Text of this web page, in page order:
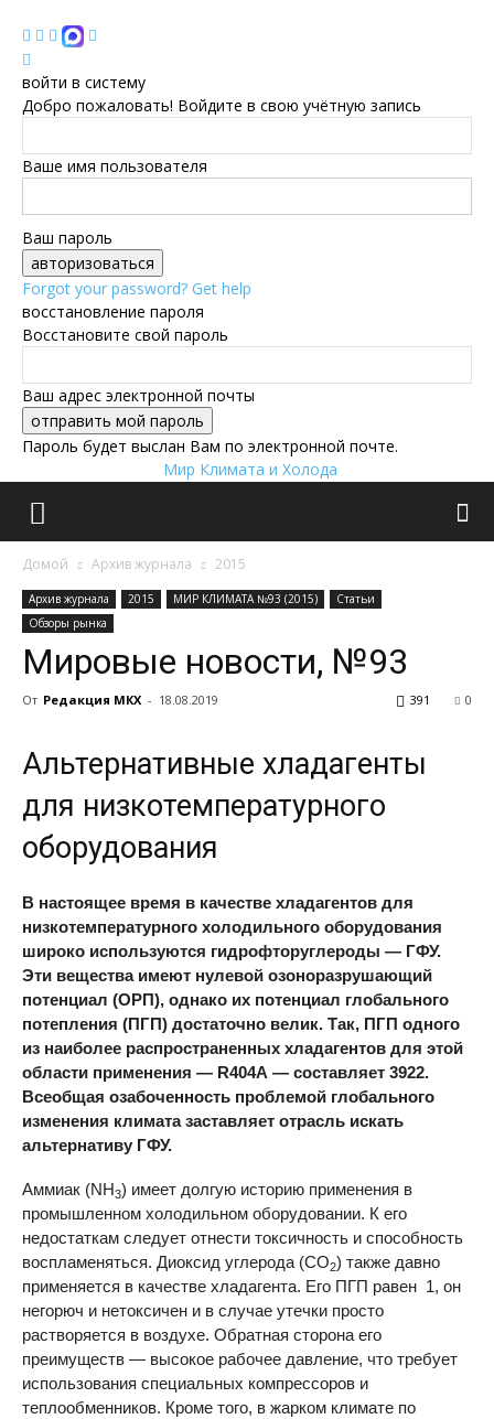
войти в систему
Добро пожаловать! Войдите в свою учётную запись
Ваше имя пользователя
Ваш пароль
Forgot your password? Get help
восстановление пароля
Восстановите свой пароль
Ваш адрес электронной почты
Пароль будет выслан Вам по электронной почте.
Мир Климата и Холода
Домой Архив журнала 2015
Архив журнала 2015 МИР КЛИМАТА №93 (2015)
Статьи
Обзоры рынка
Мировые новости, №93
От Редакция МКХ - 18.08.2019 0
391
Альтернативные хладагенты
для низкотемпературного
оборудования
В настоящее время в качестве хладагентов для
низкотемпературного холодильного оборудования
широко используются гидрофторуглероды — ГФУ.
Эти вещества имеют нулевой озоноразрушающий
потенциал (ОРП), однако их потенциал глобального
потепления (ПГП) достаточно велик. Так, ПГП одного
из наиболее распространенных хладагентов для этой
области применения — R404А — составляет 3922.
Всеобщая озабоченность проблемой глобального
изменения климата заставляет отрасль искать
альтернативу ГФУ.
Аммиак (NH3) имеет долгую историю применения в
промышленном холодильном оборудовании. К его
недостаткам следует отнести токсичность и способность
воспламеняться. Диоксид углерода (CO2) также давно
применяется в качестве хладагента. Его ПГП равен 1, он
негорюч и нетоксичен и в случае утечки просто
растворяется в воздухе. Обратная сторона его
преимуществ — высокое рабочее давление, что требует
использования специальных компрессоров и
теплообменников. Кроме того, в жарком климате по